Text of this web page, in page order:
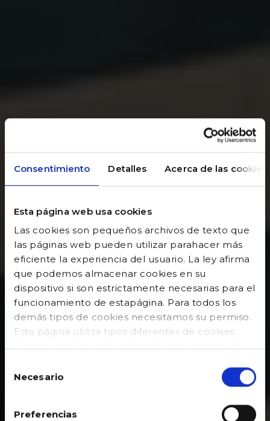
Consentimiento Detalles Acerca de las cookies
Esta página web usa cookies
Las cookies son pequeños archivos de texto que
las páginas web pueden utilizar parahacer más
eficiente la experiencia del usuario. La ley afirma
que podemos almacenar cookies en su
dispositivo si son estrictamente necesarias para el
funcionamiento de estapágina. Para todos los
demás tipos de cookies necesitamos su permiso.
Esta página utiliza tipos diferentes de cookies.
Algunas cookies son colocadas por servicios de
cualquier momento puede cambiar o retirar su
consentimiento desde la Declaración de cookies
en nuestro sitio web. Obtenga más información
sobre quiénes somos, cómo puede contactarnos
deNecesario
Preferencias